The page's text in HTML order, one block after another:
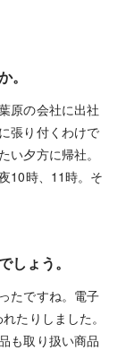
。
原の会社に出社
張り付くわけで
夕方に帰社。
10時、11時。そ
しょう。
たですね。電子
たりしました。
も取り扱い商品